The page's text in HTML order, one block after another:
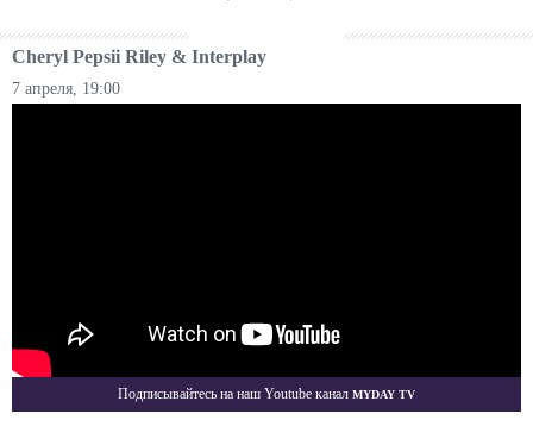
Cheryl Pepsii Riley & Interplay
7 апреля, 19:00
Подписывайтесь на наш Youtube канал Myday TV